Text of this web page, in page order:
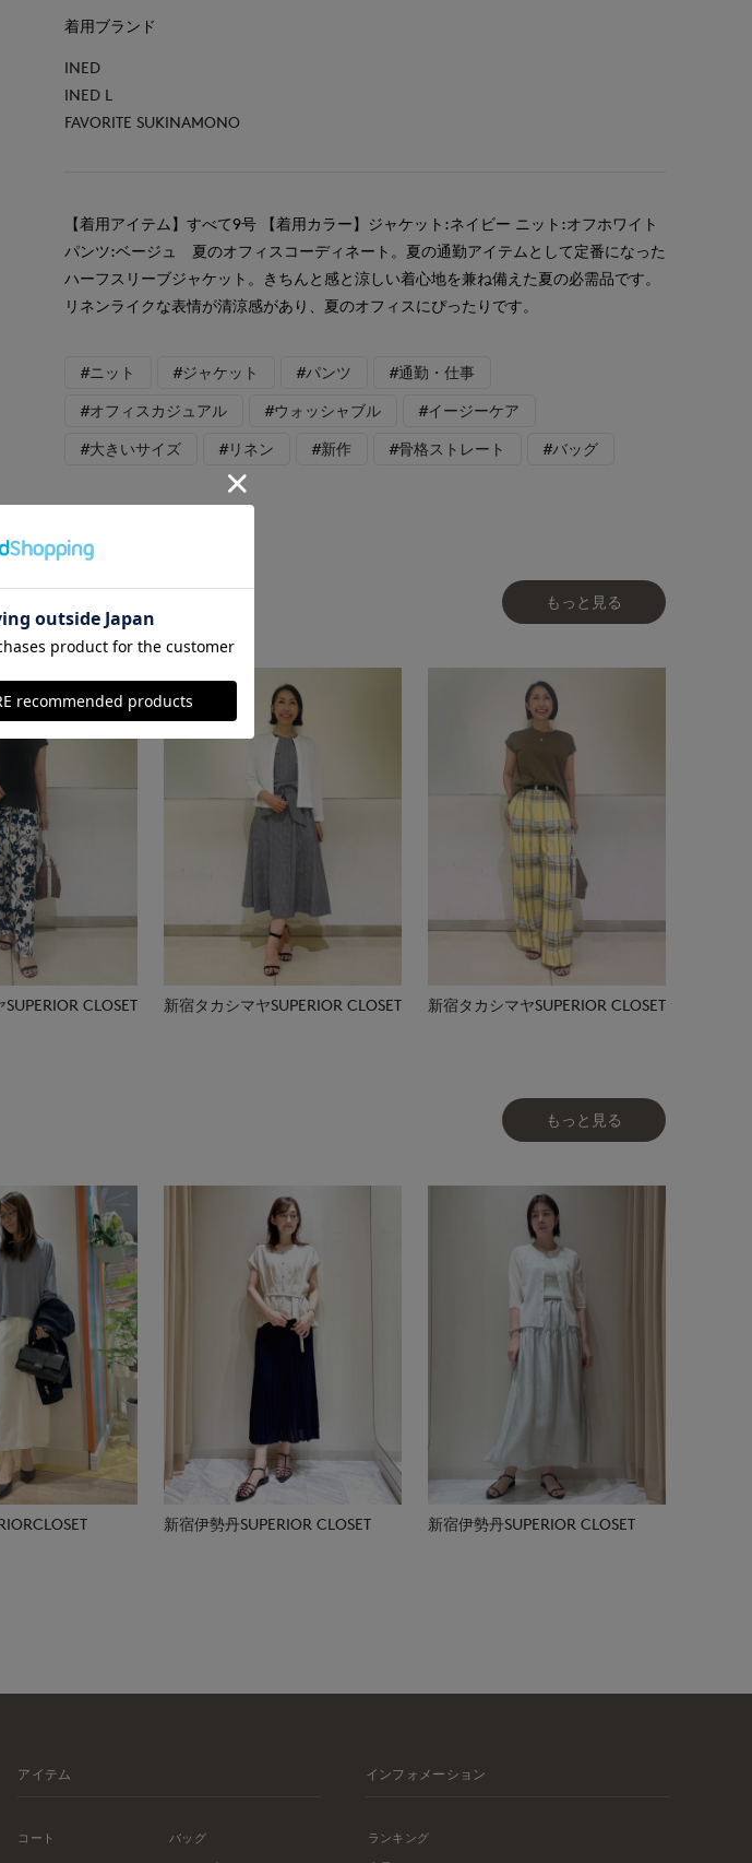
着用ブランド
INED
INED L
FAVORITE SUKINAMONO
【着用アイテム】すべて9号 【着用カラー】ジャケット:ネイビー ニット:オフホワイト
パンツ:ベージュ 夏のオフィスコーディネート。夏の通勤アイテムとして定番になった
ハーフスリーブジャケット。きちんと感と涼しい着心地を兼ね備えた夏の必需品です。
リネンライクな表情が清涼感があり、夏のオフィスにぴったりです。
#ニット #ジャケット #パンツ #通勤・仕事
#オフィスカジュアル #ウォッシャブル #イージーケア
#大きいサイズ #リネン #新作 #骨格ストレート #バッグ
もっと見る
CLOSET 新宿タカシマヤSUPERIOR CLOSET 新宿タカシマヤSUPERIOR CLOSET
もっと見る
新宿伊勢丹SUPERIOR CLOSET 新宿伊勢丹SUPERIOR CLOSET
アイテム
コート バッグ
インフォメーション
ランキング